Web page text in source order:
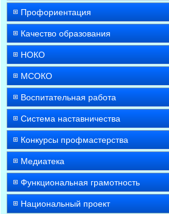
Профориентация
Качество образования
НОКО
МСОКО
Воспитательная работа
Система наставничества
Конкурсы профмастерства
Медиатека
Функциональная грамотность
Национальный проект